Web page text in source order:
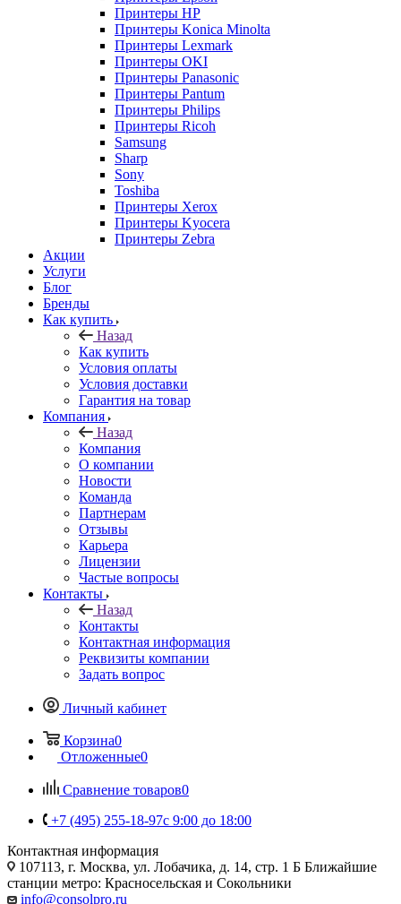
Принтеры HP
Принтеры Konica Minolta
Принтеры Lexmark
Принтеры OKI
Принтеры Panasonic
Принтеры Pantum
Принтеры Philips
Принтеры Ricoh
Samsung
Sharp
Sony
Toshiba
Принтеры Xerox
Принтеры Kyocera
Принтеры Zebra
Акции
Услуги
Блог
Бренды
Как купить
Назад
Как купить
Условия оплаты
Условия доставки
Гарантия на товар
Компания
Назад
Компания
О компании
Новости
Команда
Партнерам
Отзывы
Карьера
Лицензии
Частые вопросы
Контакты
Назад
Контакты
Контактная информация
Реквизиты компании
Задать вопрос
Личный кабинет
Корзина0
Отложенные0
Сравнение товаров0
+7 (495) 255-18-97с 9:00 до 18:00
Контактная информация
107113, г. Москва, ул. Лобачика, д. 14, стр. 1 Б Ближайшие
станции метро: Красносельская и Сокольники
info@consolpro.ru